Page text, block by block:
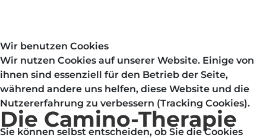
Die Camino-Therapie
Wir benutzen Cookies
Wir nutzen Cookies auf unserer Website. Einige von
ihnen sind essenziell für den Betrieb der Seite,
während andere uns helfen, diese Website und die
Nutzererfahrung zu verbessern (Tracking Cookies).
Sie können selbst entscheiden, ob Sie die Cookies